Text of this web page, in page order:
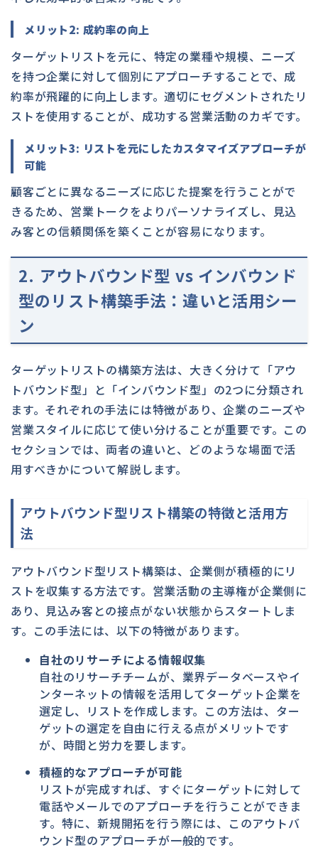
メリット2: 成約率の向上
ターゲットリストを元に、特定の業種や規模、ニーズ
を持つ企業に対して個別にアプローチすることで、成
約率が飛躍的に向上します。適切にセグメントされたリ
ストを使用することが、成功する営業活動のカギです。
メリット3: リストを元にしたカスタマイズアプローチが
可能
顧客ごとに異なるニーズに応じた提案を行うことがで
きるため、営業トークをよりパーソナライズし、見込
み客との信頼関係を築くことが容易になります。
2. アウトバウンド型 vs インバウンド
型のリスト構築手法：違いと活用シー
ン
ターゲットリストの構築方法は、大きく分けて「アウ
トバウンド型」と「インバウンド型」の2つに分類され
ます。それぞれの手法には特徴があり、企業のニーズや
営業スタイルに応じて使い分けることが重要です。この
セクションでは、両者の違いと、どのような場面で活
用すべきかについて解説します。
アウトバウンド型リスト構築の特徴と活用方
法
アウトバウンド型リスト構築は、企業側が積極的にリ
ストを収集する方法です。営業活動の主導権が企業側に
あり、見込み客との接点がない状態からスタートしま
す。この手法には、以下の特徴があります。
自社のリサーチによる情報収集
自社のリサーチチームが、業界データベースやイ
ンターネットの情報を活用してターゲット企業を
選定し、リストを作成します。この方法は、ター
ゲットの選定を自由に行える点がメリットです
が、時間と労力を要します。
積極的なアプローチが可能
リストが完成すれば、すぐにターゲットに対して
電話やメールでのアプローチを行うことができま
す。特に、新規開拓を行う際には、このアウトバ
ウンド型のアプローチが一般的です。